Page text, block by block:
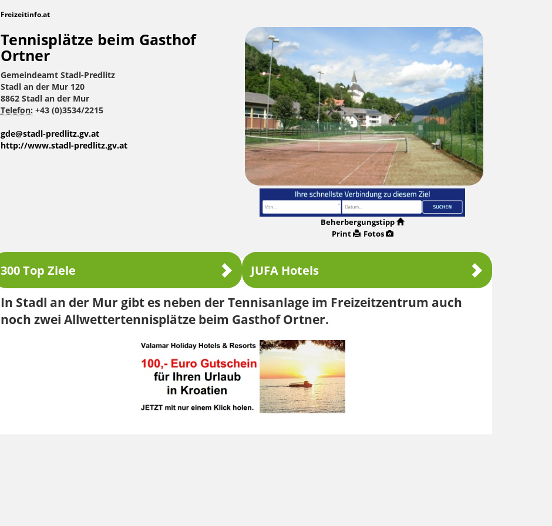
Freizeitinfo.at
Tennisplätze beim Gasthof
Ortner
Gemeindeamt Stadl-Predlitz
Stadl an der Mur 120
8862 Stadl an der Mur
Telefon: +43 (0)3534/2215
gde@stadl-predlitz.gv.at
http://www.stadl-predlitz.gv.at
Beherbergungstipp
Print
Fotos
300 Top Ziele JUFA Hotels
In Stadl an der Mur gibt es neben der Tennisanlage im Freizeitzentrum auch
noch zwei Allwettertennisplätze beim Gasthof Ortner.